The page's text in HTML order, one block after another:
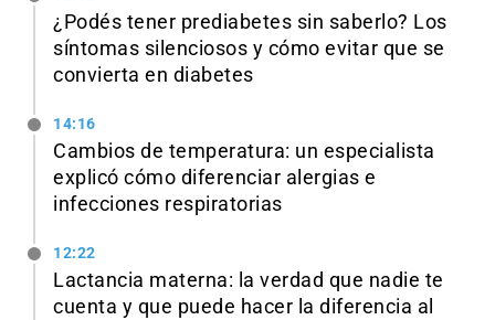
¿Podés tener prediabetes sin saberlo? Los
síntomas silenciosos y cómo evitar que se
convierta en diabetes
14:16
Cambios de temperatura: un especialista
explicó cómo diferenciar alergias e
infecciones respiratorias
12:22
Lactancia materna: la verdad que nadie te
cuenta y que puede hacer la diferencia al